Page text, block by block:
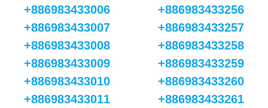
+886983433006
+886983433007
+886983433008
+886983433009
+886983433010
+886983433011
+886983433256
+886983433257
+886983433258
+886983433259
+886983433260
+886983433261